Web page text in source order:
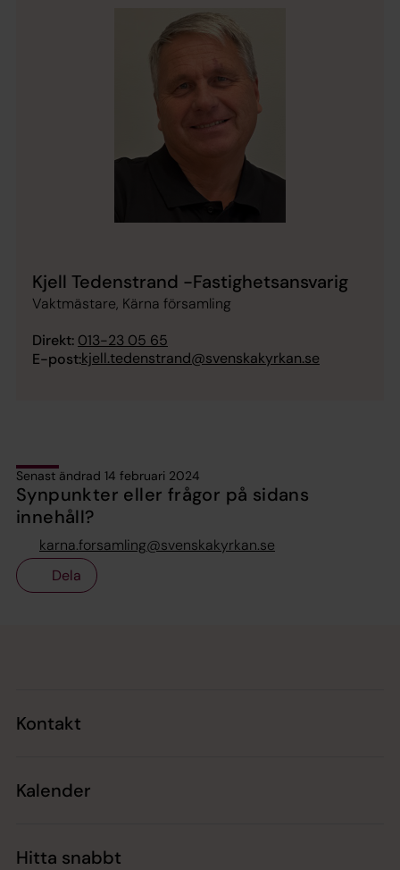
Kjell Tedenstrand -Fastighetsansvarig
Vaktmästare, Kärna församling
Direkt: 013-23 05 65
E-post:kjell.tedenstrand@svenskakyrkan.se
Senast ändrad 14 februari 2024
Synpunkter eller frågor på sidans
innehåll?
karna.forsamling@svenskakyrkan.se
Dela
Kontakt
Kalender
Hitta snabbt